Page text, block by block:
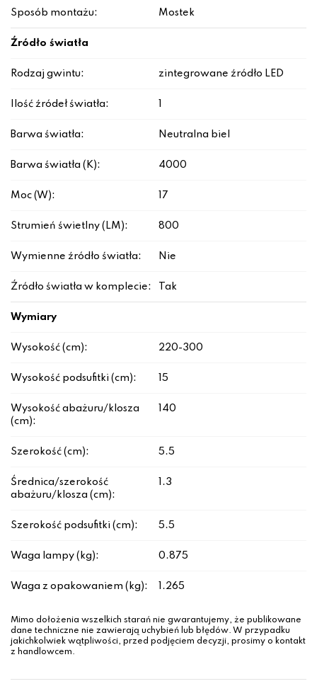
Sposób montażu: Mostek
Źródło światła
Rodzaj gwintu: zintegrowane źródło LED
Ilość źródeł światła:
Barwa światła: Neutralna biel
Barwa światła (K): 4000
Moc (W): 17
Strumień świetlny (LM): 800
Wymienne źródło światła: Nie
Źródło światła w komplecie: Tak
Wymiary
Wysokość (cm): 220-300
Wysokość podsufitki (cm): 15
Wysokość abażuru/klosza
(cm):
140
Szerokość (cm): 5.5
Średnica/szerokość
abażuru/klosza (cm):
1.3
Szerokość podsufitki (cm): 5.5
Waga lampy (kg): 0.875
Waga z opakowaniem (kg): 1.265
Mimo dołożenia wszelkich starań nie gwarantujemy, że publikowane
dane techniczne nie zawierają uchybień lub błędów. W przypadku
jakichkolwiek wątpliwości, przed podjęciem decyzji, prosimy o kontakt
z handlowcem.